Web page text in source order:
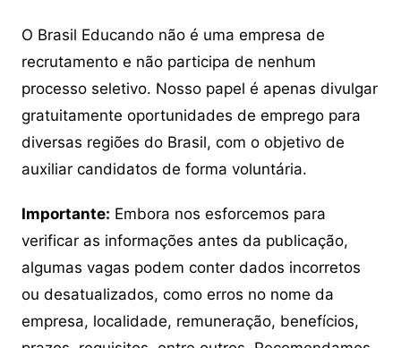
O Brasil Educando não é uma empresa de
recrutamento e não participa de nenhum
processo seletivo. Nosso papel é apenas divulgar
gratuitamente oportunidades de emprego para
diversas regiões do Brasil, com o objetivo de
auxiliar candidatos de forma voluntária.
Importante: Embora nos esforcemos para
verificar as informações antes da publicação,
algumas vagas podem conter dados incorretos
ou desatualizados, como erros no nome da
empresa, localidade, remuneração, benefícios,